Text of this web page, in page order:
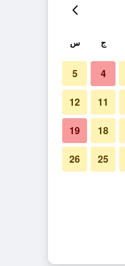
ج س
4
5
11
12
18
19
25
26